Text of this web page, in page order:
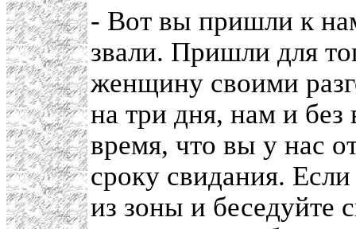
- Вот вы пришли к
звали. Пришли для
женщину своими
на три дня, нам и без
время, что вы у нас
сроку свидания.
из зоны и беседуйте